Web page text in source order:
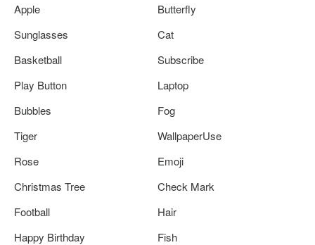
Apple
Butterfly
Sunglasses
Cat
Basketball
Subscribe
Play Button
Laptop
Bubbles
Fog
Tiger
WallpaperUse
Rose
Emoji
Christmas Tree
Check Mark
Football
Hair
Happy Birthday
Fish